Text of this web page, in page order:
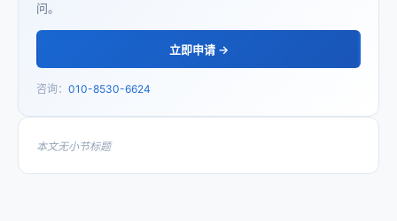
问。
立即申请 →
咨询： 010-8530-6624
本文无小节标题